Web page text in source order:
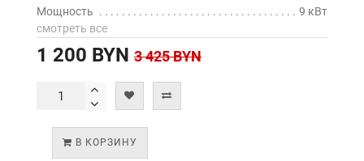
Мощность
9 кВт
смотреть все
1 200 BYN 3 425 BYN
В КОРЗИНУ